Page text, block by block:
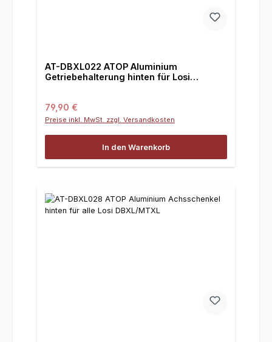
AT-DBXL022 ATOP Aluminium
Getriebehalterung hinten für Losi
Regulärer Preis:
79,90 €
Preise inkl. MwSt. zzgl. Versandkosten
In den Warenkorb